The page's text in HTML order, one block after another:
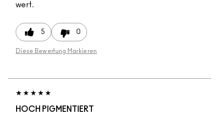
wert.
5 0
Diese Bewertung Markieren
HOCH PIGMENTIERT